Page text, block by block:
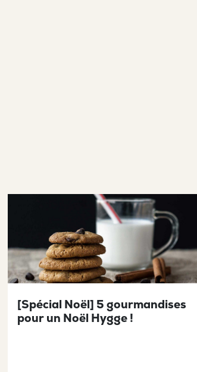
[Spécial Noël] 5 gourmandises
pour un Noël Hygge !